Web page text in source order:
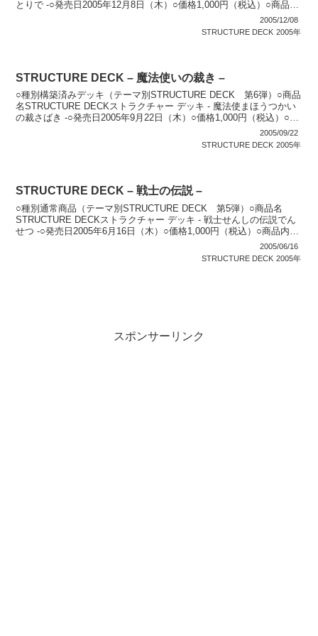
とりで -○発売日2005年12月8日（木）○価格1,000円（税込）○商品内
2005/12/08
STRUCTURE DECK 2005年
STRUCTURE DECK – 魔法使いの裁き –
○種別構築済みデッキ（テーマ別STRUCTURE DECK 第6弾）○商品
名STRUCTURE DECKストラクチャー デッキ - 魔法使まほうつかい
の裁さばき -○発売日2005年9月22日（木）○価格1,000円（税込）○商
2005/09/22
STRUCTURE DECK 2005年
STRUCTURE DECK – 戦士の伝説 –
○種別通常商品（テーマ別STRUCTURE DECK 第5弾）○商品名
STRUCTURE DECKストラクチャー デッキ - 戦士せんしの伝説でん
せつ -○発売日2005年6月16日（木）○価格1,000円（税込）○商品内容
2005/06/16
STRUCTURE DECK 2005年
スポンサーリンク